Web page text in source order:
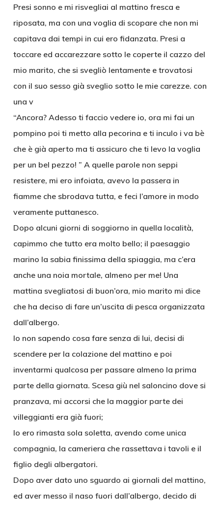
Presi sonno e mi risvegliai al mattino fresca e
riposata, ma con una voglia di scopare che non mi
capitava dai tempi in cui ero fidanzata. Presi a
toccare ed accarezzare sotto le coperte il cazzo del
mio marito, che si svegliò lentamente e trovatosi
con il suo sesso già sveglio sotto le mie carezze. con
una v
“Ancora? Adesso ti faccio vedere io, ora mi fai un
pompino poi ti metto alla pecorina e ti inculo i va bè
che è già aperto ma ti assicuro che ti levo la voglia
per un bel pezzo! ” A quelle parole non seppi
resistere, mi ero infoiata, avevo la passera in
fiamme che sbrodava tutta, e feci l’amore in modo
veramente puttanesco.
Dopo alcuni giorni di soggiorno in quella località,
capimmo che tutto era molto bello; il paesaggio
marino la sabia finissima della spiaggia, ma c’era
anche una noia mortale, almeno per me! Una
mattina svegliatosi di buon’ora, mio marito mi dice
che ha deciso di fare un’uscita di pesca organizzata
dall’albergo.
Io non sapendo cosa fare senza di lui, decisi di
scendere per la colazione del mattino e poi
inventarmi qualcosa per passare almeno la prima
parte della giornata. Scesa giù nel saloncino dove si
pranzava, mi accorsi che la maggior parte dei
villeggianti era già fuori;
Io ero rimasta sola soletta, avendo come unica
compagnia, la cameriera che rassettava i tavoli e il
figlio degli albergatori.
Dopo aver dato uno sguardo ai giornali del mattino,
ed aver messo il naso fuori dall’albergo, decido di